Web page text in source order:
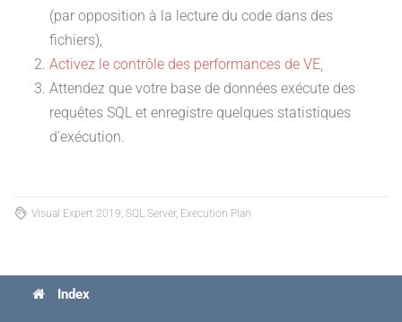
(par opposition à la lecture du code dans des
fichiers),
Activez le contrôle des performances de VE,
Attendez que votre base de données exécute des
requêtes SQL et enregistre quelques statistiques
d'exécution.
Visual Expert 2019, SQL Server, Execution Plan
Index